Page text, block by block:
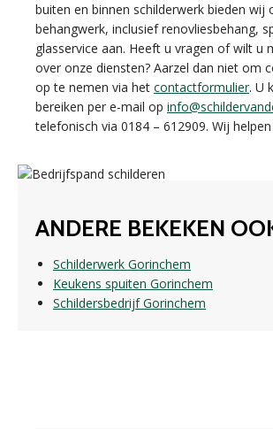
buiten en binnen schilderwerk bieden wij
behangwerk, inclusief renovliesbehang,
glasservice aan. Heeft u vragen of wilt u
over onze diensten? Aarzel dan niet om
op te nemen via het contactformulier. U
bereiken per e-mail op
telefonisch via 0184 – 612909. Wij
ANDERE BEKEKEN
Schilderwerk Gorinchem
Keukens spuiten Gorinchem
Schildersbedrijf Gorinchem